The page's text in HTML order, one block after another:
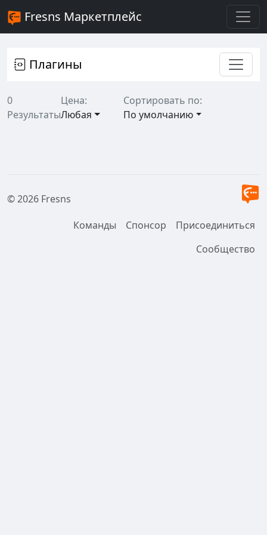
Fresns Маркетплейс
Плагины
0
Результаты
Цена:
Любая
Сортировать по:
По умолчанию
© 2026 Fresns
Команды
Спонсор
Присоединиться
Сообщество